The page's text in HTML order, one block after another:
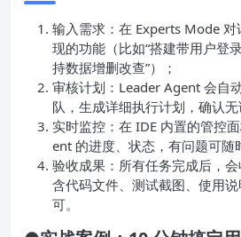
●第三步：30 秒启动 AI 团
输入需求：在 Experts Mode 对
现的功能（比如“搭建带用户登
持数据增删改查”）；
审核计划：Leader Agent 会自
队，生成详细执行计划，确认无
实时监控：在 IDE 内置的管控
ent 的进度、状态，有问题可随
验收成果：所有任务完成后，会
含代码文件、测试截图、使用说
可。